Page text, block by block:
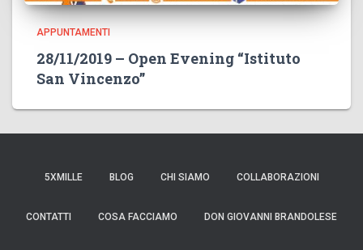
APPUNTAMENTI
28/11/2019 – Open Evening “Istituto
San Vincenzo”
5XMILLE BLOG CHI SIAMO COLLABORAZIONI
CONTATTI COSA FACCIAMO DON GIOVANNI BRANDOLESE